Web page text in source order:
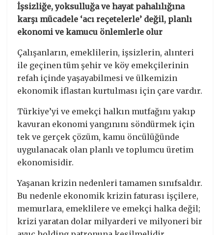
İşsizliğe, yoksulluğa ve hayat pahalılığına
karşı mücadele ‘acı reçetelerle’ değil, planlı
ekonomi ve kamucu önlemlerle olur
Çalışanların, emeklilerin, işsizlerin, alınteri
ile geçinen tüm şehir ve köy emekçilerinin
refah içinde yaşayabilmesi ve ülkemizin
ekonomik iflastan kurtulması için çare vardır.
Türkiye’yi ve emekçi halkın mutfağını yakıp
kavuran ekonomi yangınını söndürmek için
tek ve gerçek çözüm, kamu öncülüğünde
uygulanacak olan planlı ve toplumcu üretim
ekonomisidir.
Yaşanan krizin nedenleri tamamen sınıfsaldır.
Bu nedenle ekonomik krizin faturası işçilere,
memurlara, emeklilere ve emekçi halka değil;
krizi yaratan dolar milyarderi ve milyoneri bir